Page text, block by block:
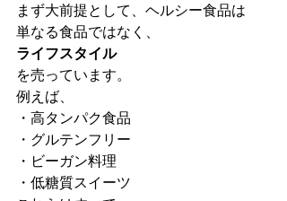
まず大前提として、ヘルシー食品は
単なる食品ではなく、
ライフスタイル
を売っています。
例えば、
・高タンパク食品
・グルテンフリー
・ビーガン料理
・低糖質スイーツ